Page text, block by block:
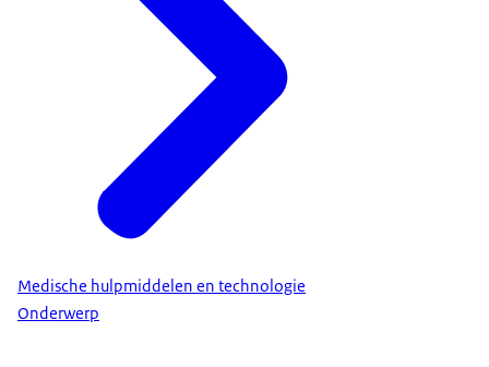
Medische hulpmiddelen en technologie
Onderwerp